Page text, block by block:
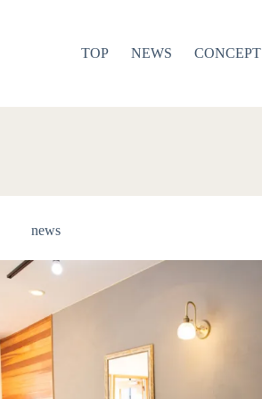
TOP NEWS CONCEPT
news